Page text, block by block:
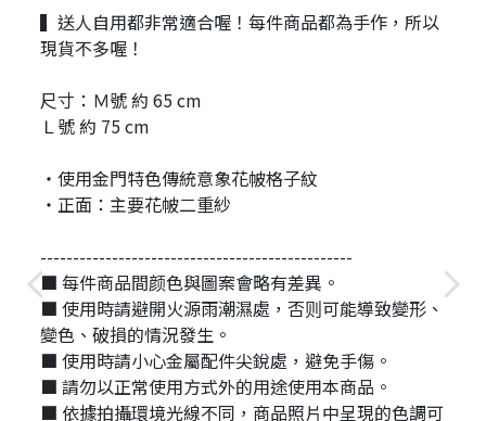
▍送人自用都非常適合喔！每件商品都為手作，所以
現貨不多喔！
尺寸：Ｍ號 約 65 cm
Ｌ號 約 75 cm
・使用金門特色傳統意象花帔格子紋
・正面：主要花帔二重紗
------------------------------------------------
■ 每件商品間颜色與圖案會略有差異。
■ 使用時請避開火源雨潮濕處，否则可能導致變形、
變色、破損的情況發生。
■ 使用時請小心金屬配件尖銳處，避免手傷。
■ 請勿以正常使用方式外的用途使用本商品。
■ 依據拍攝環境光線不同，商品照片中呈現的色調可